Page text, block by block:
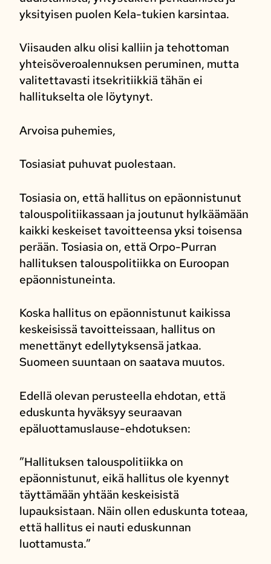
yksityisen puolen Kela-tukien karsintaa.
Viisauden alku olisi kalliin ja tehottoman
yhteisöveroalennuksen peruminen, mutta
valitettavasti itsekritiikkiä tähän ei
hallitukselta ole löytynyt.
Arvoisa puhemies,
Tosiasiat puhuvat puolestaan.
Tosiasia on, että hallitus on epäonnistunut
talouspolitiikassaan ja joutunut hylkäämään
kaikki keskeiset tavoitteensa yksi toisensa
perään. Tosiasia on, että Orpo-Purran
hallituksen talouspolitiikka on Euroopan
epäonnistuneinta.
Koska hallitus on epäonnistunut kaikissa
keskeisissä tavoitteissaan, hallitus on
menettänyt edellytyksensä jatkaa.
Suomeen suuntaan on saatava muutos.
Edellä olevan perusteella ehdotan, että
eduskunta hyväksyy seuraavan
epäluottamuslause-ehdotuksen:
”Hallituksen talouspolitiikka on
epäonnistunut, eikä hallitus ole kyennyt
täyttämään yhtään keskeisistä
lupauksistaan. Näin ollen eduskunta toteaa,
että hallitus ei nauti eduskunnan
luottamusta.”